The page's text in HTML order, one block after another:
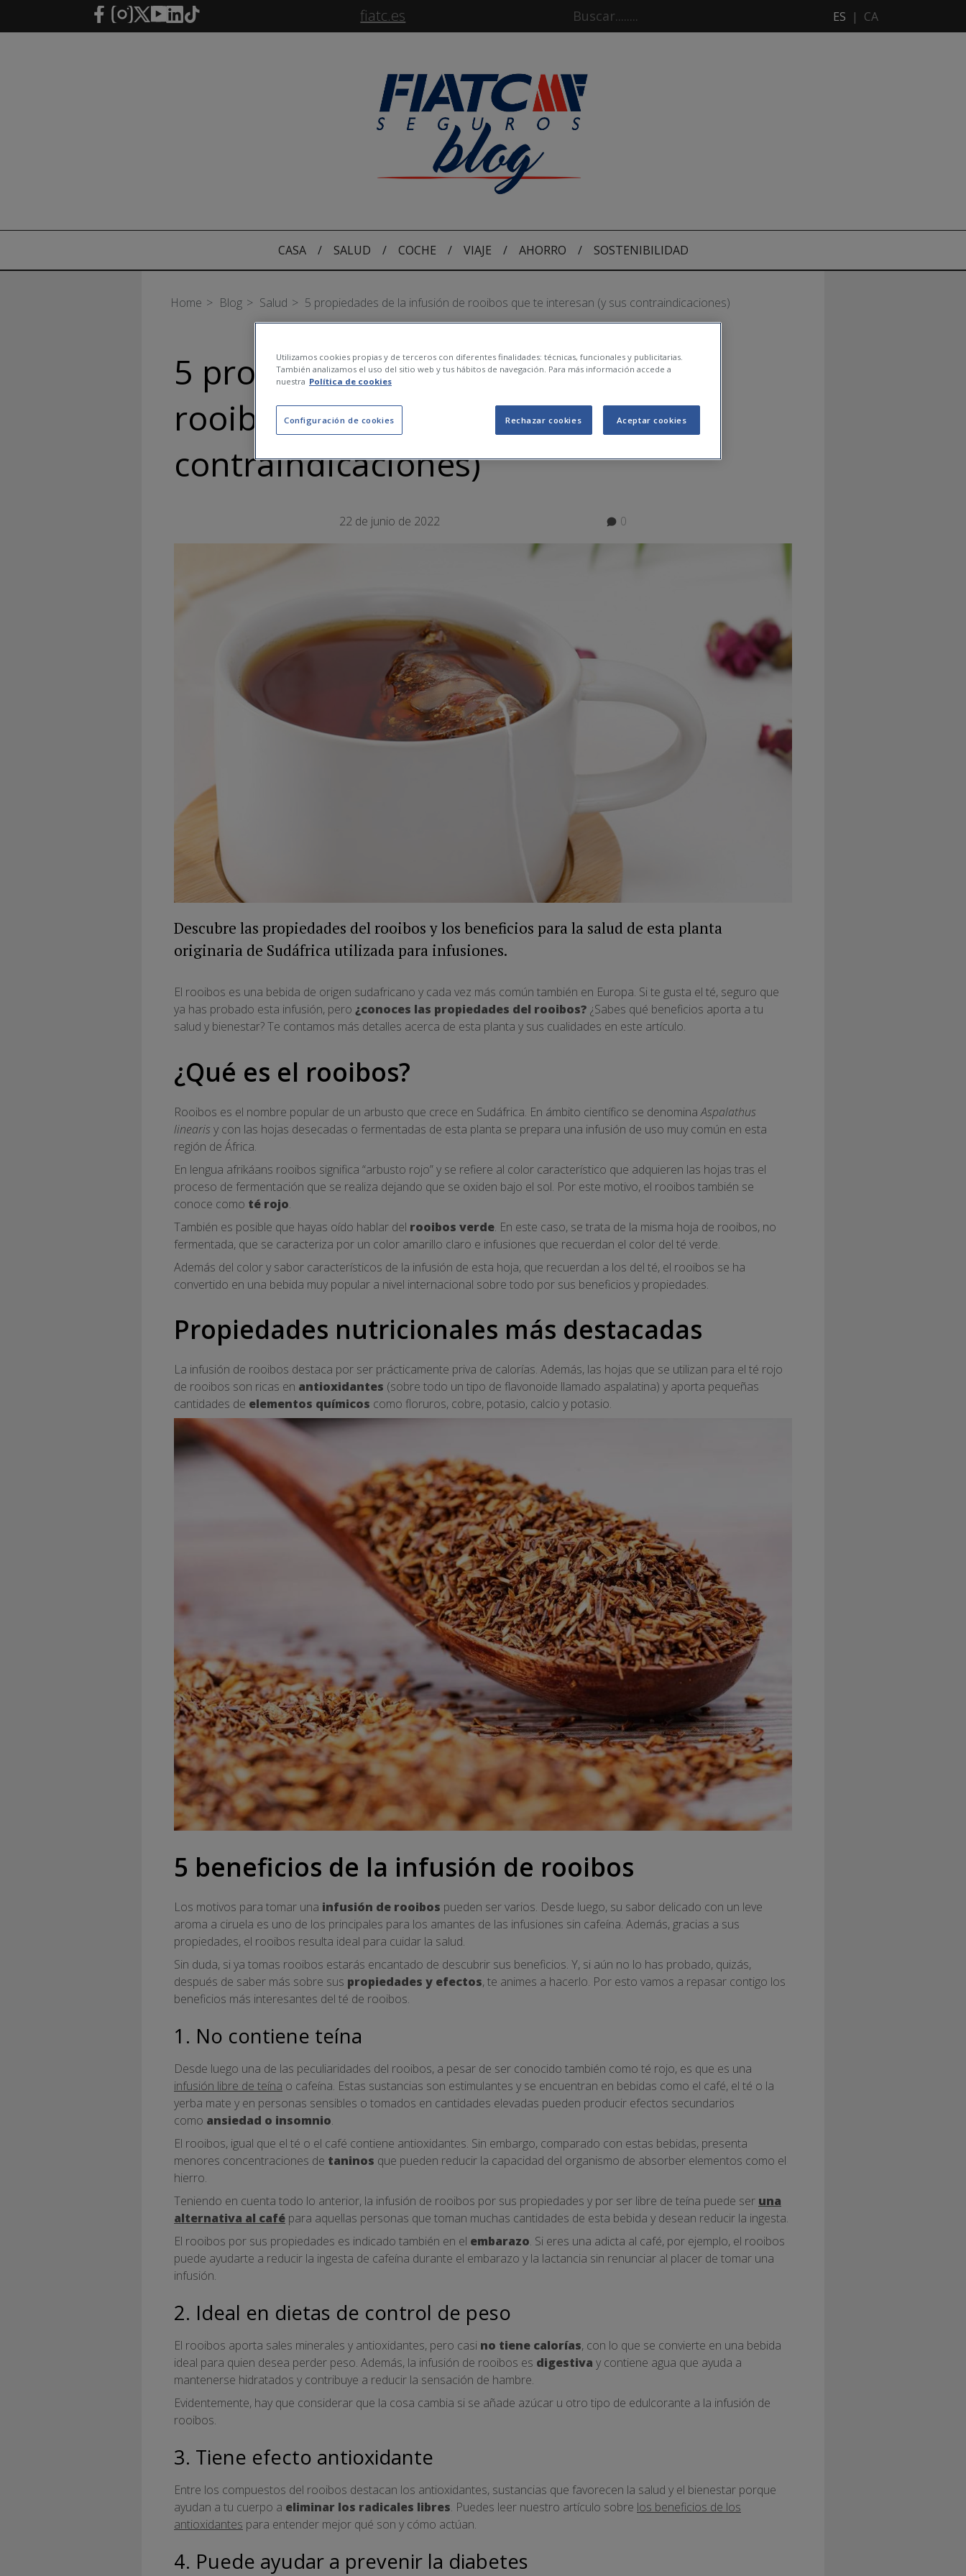
Saltar al contenido principal fiatc.es ES | CA
CASA / SALUD / COCHE / VIAJE / AHORRO / SOSTENIBILIDAD
Home Blog Salud 5 propiedades de la infusión de rooibos que te interesan (y sus contraindicaciones)
5 propiedades de la infusión de
rooibos que te interesan (y sus
contraindicaciones)
22 de junio de 2022 0
Descubre las propiedades del rooibos y los beneficios para la salud de esta planta
originaria de Sudáfrica utilizada para infusiones.
El rooibos es una bebida de origen sudafricano y cada vez más común también en Europa. Si te gusta el té, seguro que
ya has probado esta infusión, pero ¿conoces las propiedades del rooibos? ¿Sabes qué beneficios aporta a tu
salud y bienestar? Te contamos más detalles acerca de esta planta y sus cualidades en este artículo.
¿Qué es el rooibos?
Rooibos es el nombre popular de un arbusto que crece en Sudáfrica. En ámbito científico se denominaAspalathus
linearis y con las hojas desecadas o fermentadas de esta planta se prepara una infusión de uso muy común en esta
región de África.
En lengua afrikáans rooibos significa “arbusto rojo” y se refiere al color característico que adquieren las hojas tras el
proceso de fermentación que se realiza dejando que se oxiden bajo el sol. Por este motivo, el rooibos también se
conoce como té rojo.
También es posible que hayas oído hablar del rooibos verde. En este caso, se trata de la misma hoja de rooibos, no
fermentada, que se caracteriza por un color amarillo claro e infusiones que recuerdan el color del té verde.
Además del color y sabor característicos de la infusión de esta hoja, que recuerdan a los del té, el rooibos se ha
convertido en una bebida muy popular a nivel internacional sobre todo por sus beneficios y propiedades.
Propiedades nutricionales más destacadas
La infusión de rooibos destaca por ser prácticamente priva de calorías. Además, las hojas que se utilizan para el té rojo
de rooibos son ricas en antioxidantes (sobre todo un tipo de flavonoide llamado aspalatina) y aporta pequeñas
cantidades de elementos químicos como floruros, cobre, potasio, calcio y potasio.
5 beneficios de la infusión de rooibos
Los motivos para tomar una infusión de rooibos pueden ser varios. Desde luego, su sabor delicado con un leve
aroma a ciruela es uno de los principales para los amantes de las infusiones sin cafeína. Además, gracias a sus
propiedades, el rooibos resulta ideal para cuidar la salud.
Sin duda, si ya tomas rooibos estarás encantado de descubrir sus beneficios. Y, si aún no lo has probado, quizás,
después de saber más sobre sus propiedades y efectos, te animes a hacerlo. Por esto vamos a repasar contigo los
beneficios más interesantes del té de rooibos.
1. No contiene teína
Desde luego una de las peculiaridades del rooibos, a pesar de ser conocido también como té rojo, es que es una
infusión libre de teína o cafeína. Estas sustancias son estimulantes y se encuentran en bebidas como el café, el té o la
yerba mate y en personas sensibles o tomados en cantidades elevadas pueden producir efectos secundarios
como ansiedad o insomnio.
El rooibos, igual que el té o el café contiene antioxidantes. Sin embargo, comparado con estas bebidas, presenta
menores concentraciones de taninos que pueden reducir la capacidad del organismo de absorber elementos como el
hierro.
Teniendo en cuenta todo lo anterior, la infusión de rooibos por sus propiedades y por ser libre de teína puede ser una
alternativa al café para aquellas personas que toman muchas cantidades de esta bebida y desean reducir la ingesta.
El rooibos por sus propiedades es indicado también en el embarazo. Si eres una adicta al café, por ejemplo, el rooibos
puede ayudarte a reducir la ingesta de cafeína durante el embarazo y la lactancia sin renunciar al placer de tomar una
infusión.
2. Ideal en dietas de control de peso
El rooibos aporta sales minerales y antioxidantes, pero casi no tiene calorías, con lo que se convierte en una bebida
ideal para quien desea perder peso. Además, la infusión de rooibos es digestiva y contiene agua que ayuda a
mantenerse hidratados y contribuye a reducir la sensación de hambre.
Evidentemente, hay que considerar que la cosa cambia si se añade azúcar u otro tipo de edulcorante a la infusión de
rooibos.
3. Tiene efecto antioxidante
Entre los compuestos del rooibos destacan los antioxidantes, sustancias que favorecen la salud y el bienestar porque
ayudan a tu cuerpo a eliminar los radicales libres. Puedes leer nuestro artículo sobre los beneficios de los
antioxidantes para entender mejor qué son y cómo actúan.
4. Puede ayudar a prevenir la diabetes
Utilizamos cookies propias y de terceros con diferentes finalidades: técnicas, funcionales y publicitarias.
También analizamos el uso del sitio web y tus hábitos de navegación. Para más información accede a
nuestra Política de cookies
Configuración de cookies Rechazar cookies Aceptar cookies